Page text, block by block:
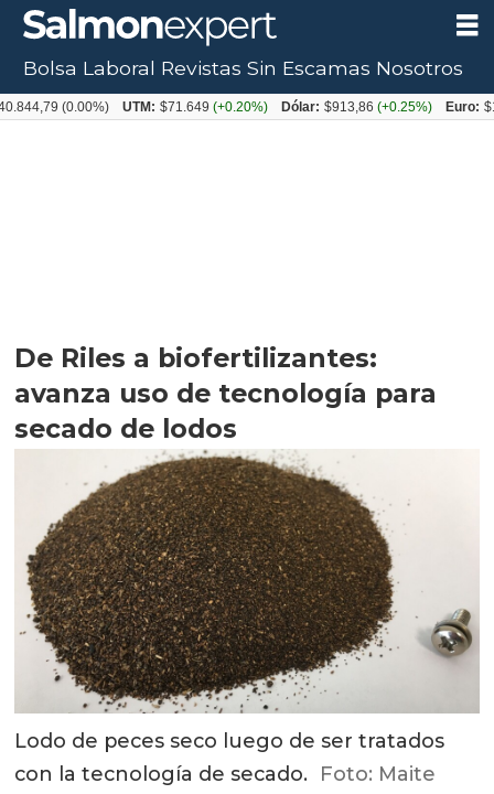
De Riles a biofertilizantes:
avanza uso de tecnología para
secado de lodos
Lodo de peces seco luego de ser tratados
con la tecnología de secado. Foto: Maite
Bolsa Laboral Revistas Sin Escamas Nosotros
(0.00%) UTM: $71.649(+0.20%) Dólar: $913,86(+0.25%) Euro: $1053,08